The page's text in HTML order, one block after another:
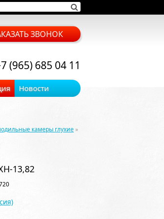
ЗВОНОК
(965) 685 04 11
Новости
камеры глухие »
13,82